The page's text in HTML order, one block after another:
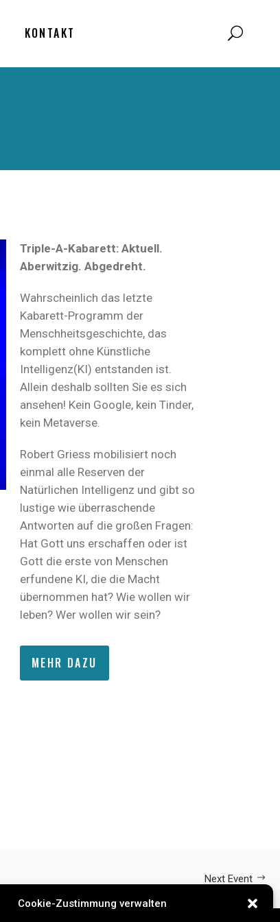
Cookie-Zustimmung verwalten
KONTAKT
Triple-A-Kabarett: Aktuell.
Aberwitzig. Abgedreht.
Wahrscheinlich das letzte
Kabarett-Programm der
Menschheitsgeschichte, das
komplett ohne Künstliche
Intelligenz(KI) entstanden ist.
Allein deshalb sollten Sie es sich
ansehen! Kein Google, kein Tinder,
kein Metaverse.
Robert Griess mobilisiert noch
einmal alle Reserven der
Natürlichen Intelligenz und gibt so
lustige wie überraschende
Antworten auf die großen Fragen:
Hat Gott uns erschaffen oder ist
Gott die erste von Menschen
erfundene KI, die die Macht
übernommen hat? Wie wollen wir
leben? Wer wollen wir sein?
MEHR DAZU
Next Event